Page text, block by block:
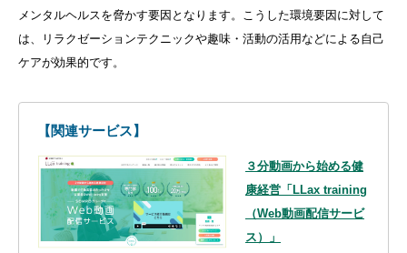
メンタルヘルスを脅かす要因となります。こうした環境要因に対して
は、リラクゼーションテクニックや趣味・活動の活用などによる自己
ケアが効果的です。
【関連サービス】
３分動画から始める健
康経営「LLax training
（Web動画配信サービ
ス）」